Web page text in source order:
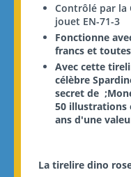
Contrôlé par la
jouet EN-71-3
Fonctionne
francs et
Avec cette
célèbre
secret de ;
50 illustrations
ans d'une
La tirelire dino